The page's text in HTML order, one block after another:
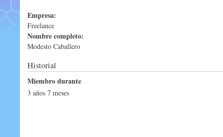
Empresa:
Freelance
Nombre completo:
Modesto Caballero
Historial
Miembro durante
3 años 7 meses